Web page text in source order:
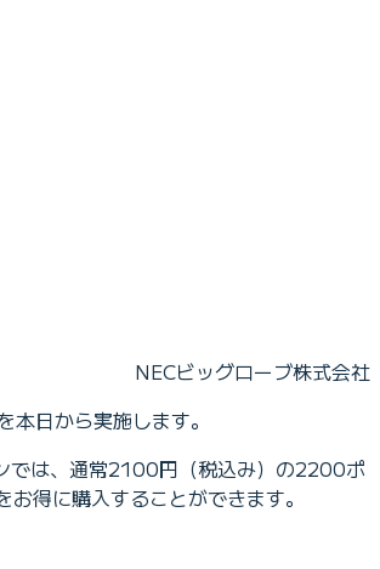
NECビッグローブ株式会社
日から実施します。
では、通常2100円（税込み）の2200ポ
得に購入することができます。